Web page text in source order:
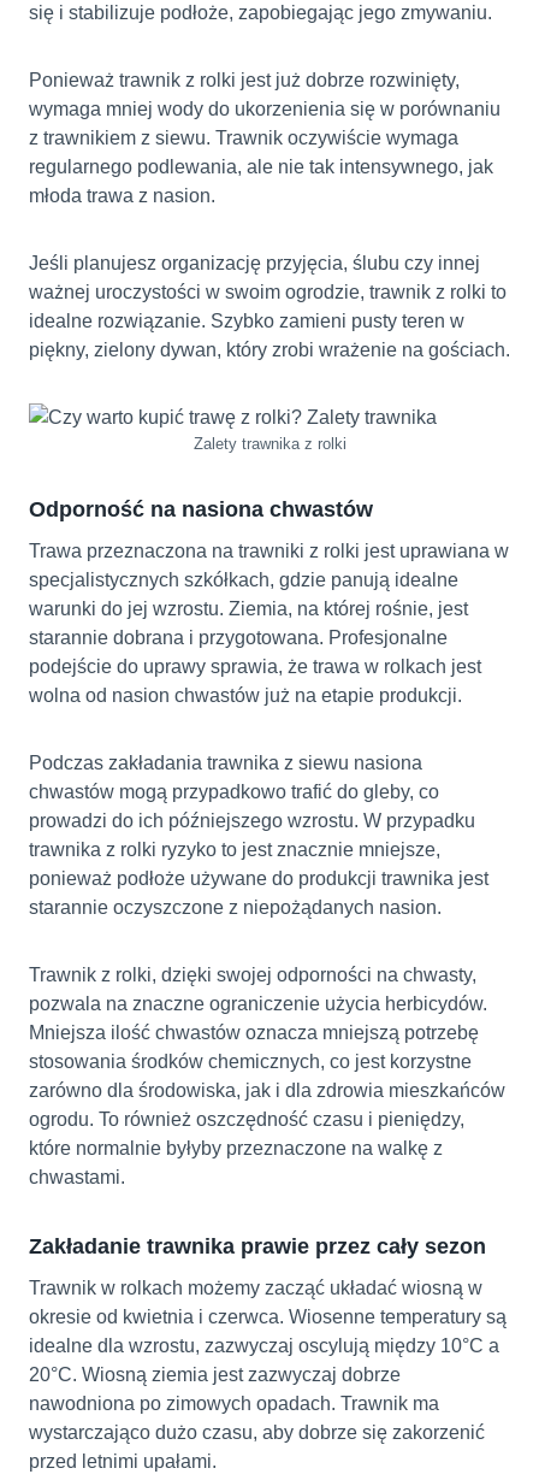
się i stabilizuje podłoże, zapobiegając jego zmywaniu.
Ponieważ trawnik z rolki jest już dobrze rozwinięty,
wymaga mniej wody do ukorzenienia się w porównaniu
z trawnikiem z siewu. Trawnik oczywiście wymaga
regularnego podlewania, ale nie tak intensywnego, jak
młoda trawa z nasion.
Jeśli planujesz organizację przyjęcia, ślubu czy innej
ważnej uroczystości w swoim ogrodzie, trawnik z rolki to
idealne rozwiązanie. Szybko zamieni pusty teren w
piękny, zielony dywan, który zrobi wrażenie na gościach.
Zalety trawnika z rolki
Odporność na nasiona chwastów
Trawa przeznaczona na trawniki z rolki jest uprawiana w
specjalistycznych szkółkach, gdzie panują idealne
warunki do jej wzrostu. Ziemia, na której rośnie, jest
starannie dobrana i przygotowana. Profesjonalne
podejście do uprawy sprawia, że trawa w rolkach jest
wolna od nasion chwastów już na etapie produkcji.
Podczas zakładania trawnika z siewu nasiona
chwastów mogą przypadkowo trafić do gleby, co
prowadzi do ich późniejszego wzrostu. W przypadku
trawnika z rolki ryzyko to jest znacznie mniejsze,
ponieważ podłoże używane do produkcji trawnika jest
starannie oczyszczone z niepożądanych nasion.
Trawnik z rolki, dzięki swojej odporności na chwasty,
pozwala na znaczne ograniczenie użycia herbicydów.
Mniejsza ilość chwastów oznacza mniejszą potrzebę
stosowania środków chemicznych, co jest korzystne
zarówno dla środowiska, jak i dla zdrowia mieszkańców
ogrodu. To również oszczędność czasu i pieniędzy,
które normalnie byłyby przeznaczone na walkę z
chwastami.
Zakładanie trawnika prawie przez cały sezon
Trawnik w rolkach możemy zacząć układać wiosną w
okresie od kwietnia i czerwca. Wiosenne temperatury są
idealne dla wzrostu, zazwyczaj oscylują między 10°C a
20°C. Wiosną ziemia jest zazwyczaj dobrze
nawodniona po zimowych opadach. Trawnik ma
wystarczająco dużo czasu, aby dobrze się zakorzenić
przed letnimi upałami.